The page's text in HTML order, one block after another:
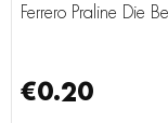
Ferrero Praline Die
€0.20